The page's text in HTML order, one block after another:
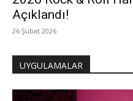
Açıklandı!
26 Şubat 2026
UYGULAMALAR